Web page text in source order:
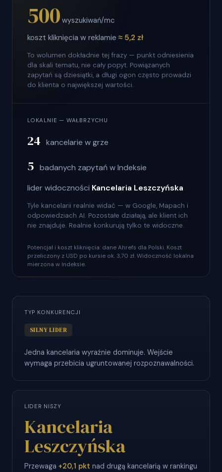
500 wyszukiwań/mc
koszt kliknięcia w reklamie ≈ 5,2 zł
To wolumen dokładnie tej frazy — punkt odniesienia
dla skali tematu, nie cały popyt. Powiązanych
zapytań są dziesiątki, a długi ogon często prowadzi
do klienta o największej wartości.
LOKALNIE — WAŁBRZYCHU
24 kancelarie w grze
5 badanych zapytań w Indeksie
lider widoczności Kancelaria Leszczyńska
Tyle kancelarii realnie widać — w Google, Mapach i
odpowiedziach AI. Pozostałe działają, ale klient ich
nie znajduje. Realnie konkurują tylko te widoczne.
Potencjał i koszt kliknięcia: dane Ahrefs dla Polski. Koszt
przeliczony z USD po kursie ok. 3,70 zł. Widoczność lokalna
mierzona w Indeksie.
TYP KONKURENCJI
SILNY LIDER
Jedna kancelaria wyraźnie dominuje. Wejście
wymaga przebicia ugruntowanej rozpoznawalności.
LIDER NISZY
Kancelaria
Leszczyńska
Przewaga +20,1 pkt nad drugą kancelarią w rankingu